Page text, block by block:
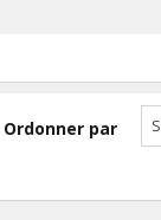
Ordonner par